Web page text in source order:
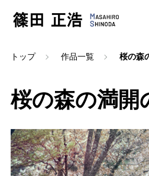
トップ 作品一覧 桜の森
桜の森の満開